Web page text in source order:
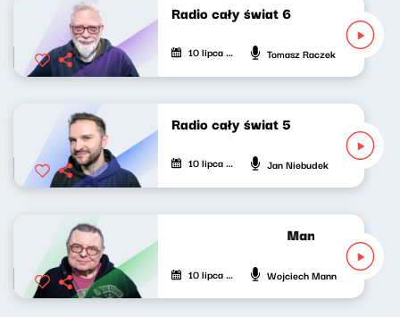
Radio cały świat 6
10 lipca 2022 Tomasz Raczek
Radio cały świat 5
10 lipca 2022 Jan Niebudek
Manniak po
10 lipca 2022 Wojciech Mann